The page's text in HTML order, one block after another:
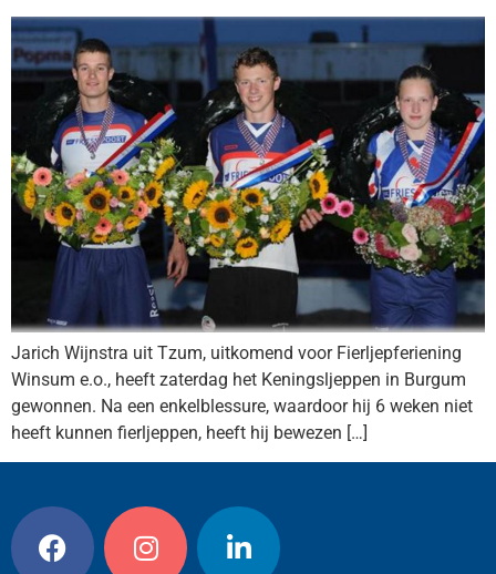
Jarich Wijnstra uit Tzum, uitkomend voor Fierljepferiening
Winsum e.o., heeft zaterdag het Keningsljeppen in Burgum
gewonnen. Na een enkelblessure, waardoor hij 6 weken niet
heeft kunnen fierljeppen, heeft hij bewezen […]